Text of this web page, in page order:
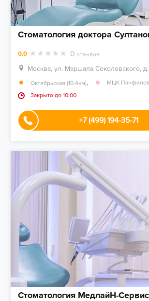
Стоматология доктора
0.0 0 отзывов
Москва, ул. Маршала Соколовского,
Октябрьская (10.4км),
МЦК
Закрыто до 10:00
+7 (499) 194-35-71
Стоматология МедлайН-